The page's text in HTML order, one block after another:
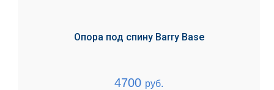
Опора под спину Barry Base
4700 руб.